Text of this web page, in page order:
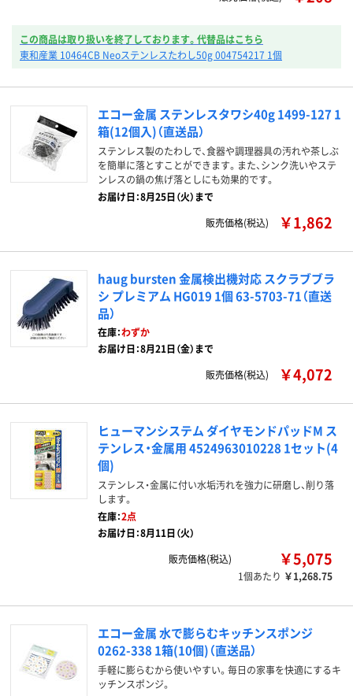
この商品は取り扱いを終了しております。代替品はこちら
東和産業 10464CB Neoステンレスたわし50g 004754217 1個
エコー金属 ステンレスタワシ40g 1499-127 1
箱(12個入)（直送品）
ステンレス製のたわしで、食器や調理器具の汚れや茶しぶ
を簡単に落とすことができます。また、シンク洗いやステ
ンレスの鍋の焦げ落としにも効果的です。
お届け日：8月25日（火）まで
販売価格(税込)
￥1,862
haug bursten 金属検出機対応 スクラブブラ
シ プレミアム HG019 1個 63-5703-71（直送
品）
在庫：わずか
お届け日：8月21日（金）まで
販売価格(税込)
￥4,072
ヒューマンシステム ダイヤモンドパッドM ス
テンレス・金属用 4524963010228 1セット(4
個)
ステンレス・金属に付い水垢汚れを強力に研磨し、削り落
します。
在庫：2点
お届け日：8月11日（火）
販売価格(税込)
￥5,075
1個あたり ￥1,268.75
エコー金属 水で膨らむキッチンスポンジ
0262-338 1箱(10個)（直送品）
手軽に膨らむから使いやすい。毎日の家事を快適にするキ
ッチンスポンジ。